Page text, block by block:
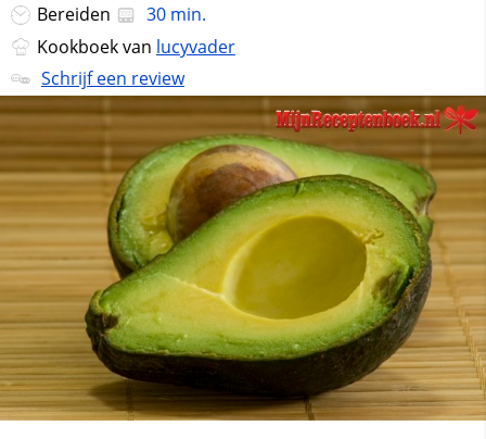
Bereiden
30 min.
Kookboek van lucyvader
Schrijf een review